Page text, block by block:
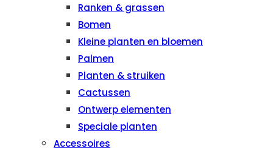
Ranken & grassen
Bomen
Kleine planten en bloemen
Palmen
Planten & struiken
Cactussen
Ontwerp elementen
Speciale planten
Accessoires